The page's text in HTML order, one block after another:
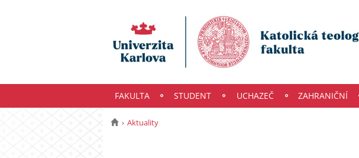
FAKULTA STUDENT UCHAZEČ ZAHRANIČNÍ
Aktuality